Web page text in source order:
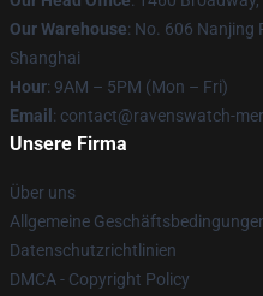
Our Warehouse: No. 606 Nanjing
Shanghai
Hour: 9AM – 5PM (Mon – Fri)
Email : contact@ravenswatch-
Unsere Firma
Über uns
Allgemeine
Datenschutzrichtlinien
DMCA - Copyright Policy